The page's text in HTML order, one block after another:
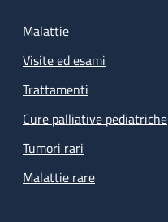
Malattie
Visite ed esami
Trattamenti
Cure palliative pediatriche
Tumori rari
Malattie rare